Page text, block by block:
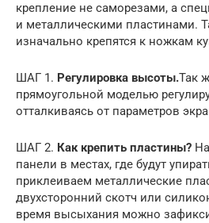
крепление не саморезами, а
и металлическими пластинами.
изначально крепятся к ножкам
ШАГ 1. Регулировка высоты.Так
прямоугольной моделью
отталкиваясь от параметров
ШАГ 2. Как крепить пластины?
панели в местах, где будут
приклеиваем металлические
двухсторонний скотч или
время высыхания можно